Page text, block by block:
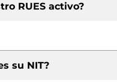
RUES activo?
su NIT?